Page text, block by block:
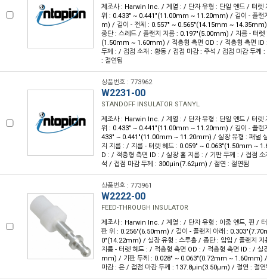
제조사 : Harwin Inc. / 계열 : / 단자 유형 : 단일 엔드 / 터렛
위 : 0.433" ~ 0.441"(11.00mm ~ 11.20mm) / 길이 - 플랜
m) / 길이 - 전체 : 0.557" ~ 0.565"(14.15mm ~ 14.35mm)
종단 : 스레드 / 플랜지 지름 : 0.197"(5.00mm) / 지름 - 터
(1.50mm ~ 1.60mm) / 적층형 측면 OD : / 적층형 측면 ID
두께 : / 접점 소재 : 황동 / 접점 마감 : 주석 / 접점 마감 두
: 절연됨
상품번호 : 773962
W2231-00
STANDOFF INSULATOR STANYL
제조사 : Harwin Inc. / 계열 : / 단자 유형 : 단일 엔드 / 터렛
위 : 0.433" ~ 0.441"(11.00mm ~ 11.20mm) / 길이 - 플랜
433" ~ 0.441"(11.00mm ~ 11.20mm) / 실장 유형 : 패널
지 지름 : / 지름 - 터렛 헤드 : 0.059" ~ 0.063"(1.50mm ~
D : / 적층형 측면 ID : / 실장 홀 지름 : / 기판 두께 : / 접점
석 / 접점 마감 두께 : 300µin(7.62µm) / 절연 : 절연됨
상품번호 : 773961
W2222-00
FEED-THROUGH INSULATOR
제조사 : Harwin Inc. / 계열 : / 단자 유형 : 이중 엔드, 핀 /
판 위 : 0.256"(6.50mm) / 길이 - 플랜지 아래 :
0"(14.22mm) / 실장 유형 : 스루홀 / 종단 : 압입 / 플랜지
지름 - 터렛 헤드 : / 적층형 측면 OD : / 적층형 측면 ID : / 실
mm) / 기판 두께 : 0.028" ~ 0.063"(0.72mm ~ 1.60mm) /
마감 : 은 / 접점 마감 두께 : 137.8µin(3.50µm) / 절연 : 절연